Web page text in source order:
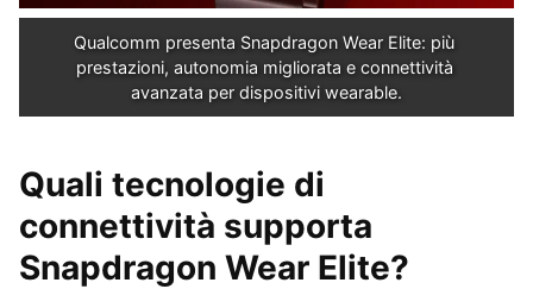
Qualcomm presenta Snapdragon Wear Elite: più
prestazioni, autonomia migliorata e connettività
avanzata per dispositivi wearable.
Quali tecnologie di
connettività supporta
Snapdragon Wear Elite?